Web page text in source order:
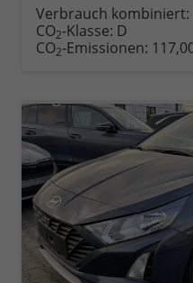
Verbrauch kombiniert:
CO2-Klasse: D
CO2-Emissionen: